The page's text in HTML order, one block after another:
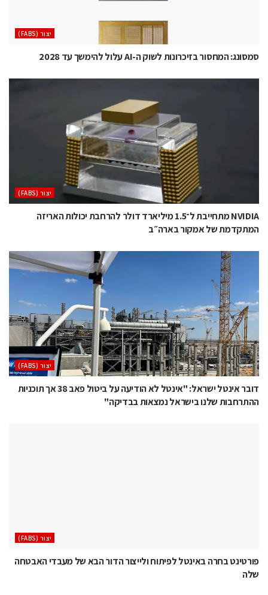
‫יצור (‪(FABS‬‬
סמסונג: המחסור בזיכרונות לשוק ה-AI עלול להימשך עד 2028
‫יצור (‪(FABS‬‬
NVIDIA מתחייבת ל־1.5 מיליארד דולר להרחבת יכולות האריזה
המתקדמת של אמקור בארה״ב
‫יצור (‪(FABS‬‬
דובר אינטל ישראל: "אינטל לא הודיעה על ביטול פאב 38 אך תוכניות
ההתרחבות שלנו בישראל נמצאות בבדיקה"
‫יצור (‪(FABS‬‬
פורטינט בחרה באינטל לפיתוח ולייצור הדור הבא של מעבדי האבטחה
שלה